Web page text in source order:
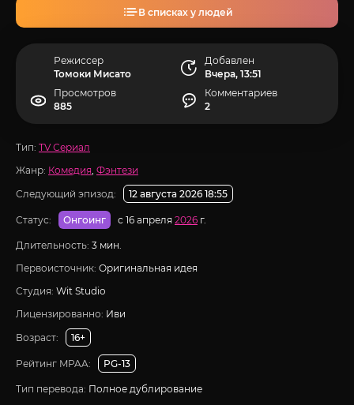
В списках у людей
Режиссер
Томоки Мисато
Добавлен
Вчера, 13:51
Просмотров
885
Комментариев
2
Тип: TV Сериал
Жанр: Комедия, Фэнтези
Следующий эпизод:
12 августа 2026 18:55
Статус: Онгоинг с 16 апреля 2026 г.
Длительность: 3 мин.
Первоисточник: Оригинальная идея
Студия: Wit Studio
Лицензированно: Иви
Возраст:
16+
Рейтинг MPAA: PG-13
Тип перевода: Полное дублирование